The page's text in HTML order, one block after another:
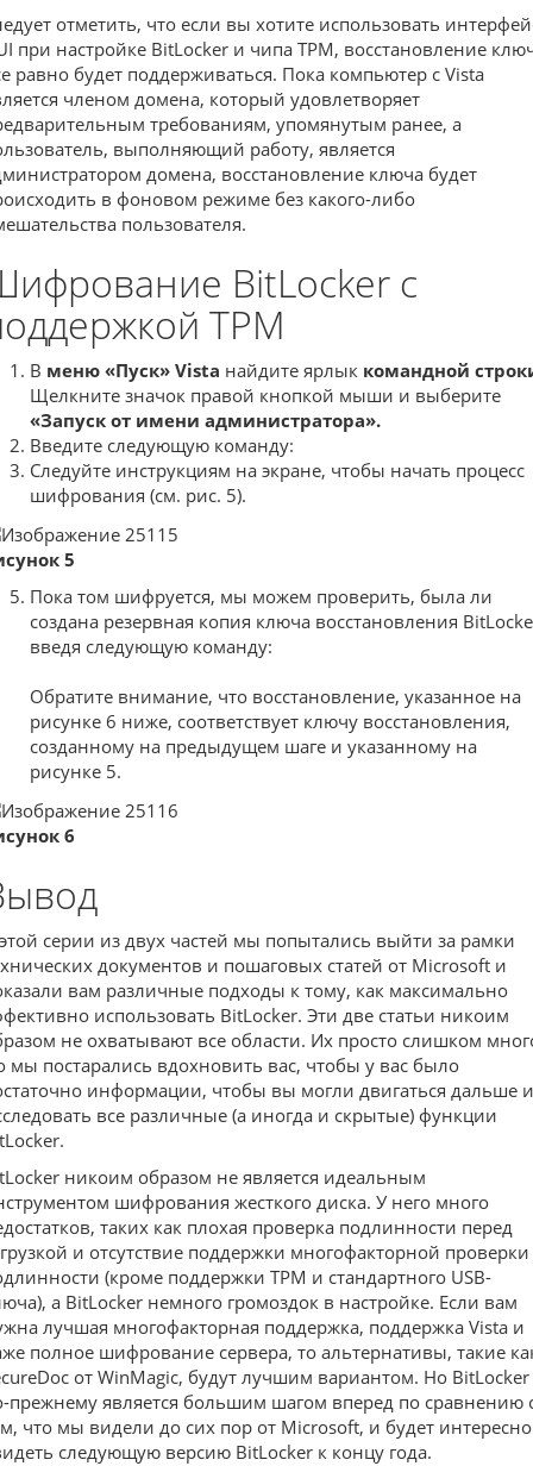
отметить, что если вы хотите использовать
при настройке BitLocker и чипа TPM, восстановление
равно будет поддерживаться. Пока компьютер с Vista
членом домена, который удовлетворяет
требованиям, упомянутым ранее, а
выполняющий работу, является
домена, восстановление ключа будет
в фоновом режиме без какого-либо
пользователя.
BitLocker с
TPM
В меню «Пуск» Vista найдите ярлык командной
Щелкните значок правой кнопкой мыши и выберите
«Запуск от имени администратора».
Введите следующую команду:
Следуйте инструкциям на экране, чтобы начать процесс
шифрования (см. рис. 5).
5
Пока том шифруется, мы можем проверить, была ли
создана резервная копия ключа восстановления
введя следующую команду:
Обратите внимание, что восстановление, указанное на
рисунке 6 ниже, соответствует ключу восстановления,
созданному на предыдущем шаге и указанному на
рисунке 5.
6
серии из двух частей мы попытались выйти за рамки
документов и пошаговых статей от Microsoft и
вам различные подходы к тому, как максимально
использовать BitLocker. Эти две статьи никоим
не охватывают все области. Их просто слишком
мы постарались вдохновить вас, чтобы у вас было
информации, чтобы вы могли двигаться дальше и
все различные (а иногда и скрытые) функции
никоим образом не является идеальным
шифрования жесткого диска. У него много
таких как плохая проверка подлинности перед
и отсутствие поддержки многофакторной проверки
(кроме поддержки TPM и стандартного USB-
а BitLocker немного громоздок в настройке. Если вам
лучшая многофакторная поддержка, поддержка Vista и
полное шифрование сервера, то альтернативы, такие
от WinMagic, будут лучшим вариантом. Но BitLocker
прежнему является большим шагом вперед по сравнению
что мы видели до сих пор от Microsoft, и будет интересно
следующую версию BitLocker к концу года.